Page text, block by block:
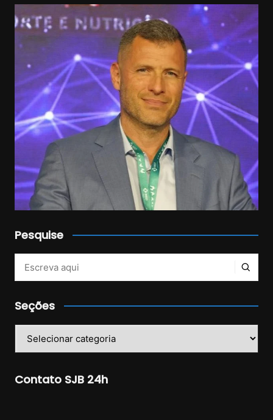
Pesquise
Seções
Contato SJB 24h